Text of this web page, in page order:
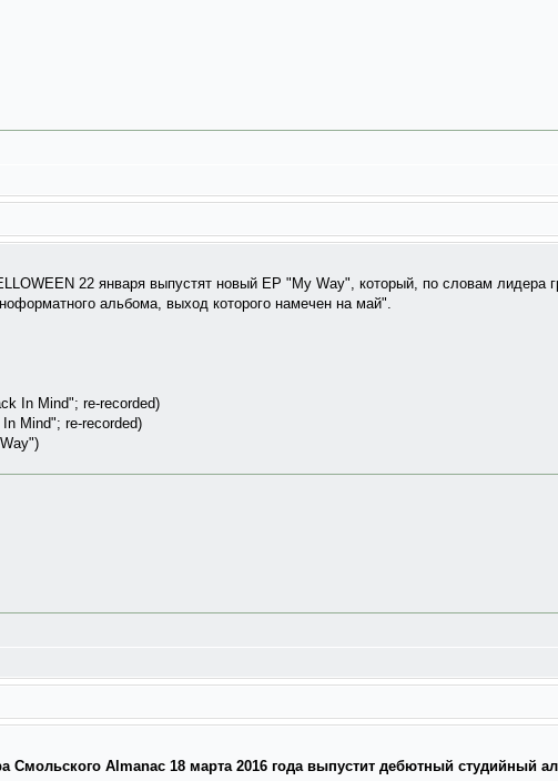
22 января выпустят новый ЕР "My Way", который, по словам лидера
альбома, выход которого намечен на май".
In Mind"; re-recorded)
Mind"; re-recorded)
Смольского Almanac 18 марта 2016 года выпустит дебютный студийный